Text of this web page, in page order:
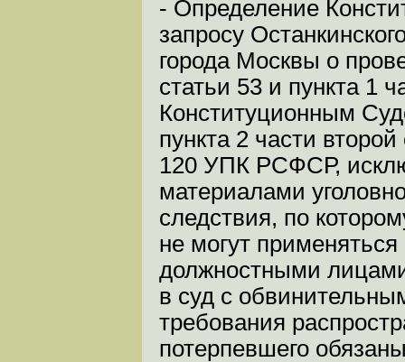
- Определение
запросу
города Москвы о
статьи 53 и пункта 1
Конституционным
пункта 2 части второй
120 УПК РСФСР,
материалами
следствия, по
не могут
должностными
в суд с
требования
потерпевшего